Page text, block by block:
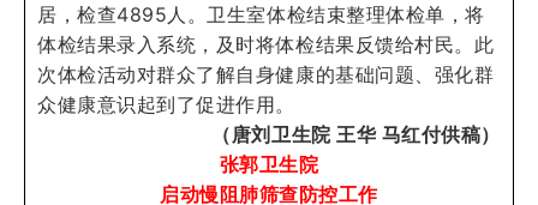
居，检查4895人。卫生室体检结束整理体检单，将
体检结果录入系统，及时将体检结果反馈给村民。此
次体检活动对群众了解自身健康的基础问题、强化群
众健康意识起到了促进作用。
（唐刘卫生院 王华 马红付供稿）
张郭卫生院
启动慢阻肺筛查防控工作